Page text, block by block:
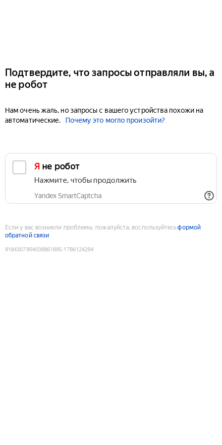
Подтвердите, что запросы отправляли вы, а
не робот
Нам очень жаль, но запросы с вашего устройства похожи на
автоматические.
Почему это могло произойти?
Я не робот
Нажмите, чтобы продолжить
Yandex SmartCaptcha
Если у вас возникли проблемы, пожалуйста, воспользуйтесьформой
обратной связи
9184307904038861895:1786124294